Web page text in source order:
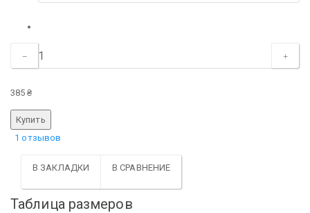
385 ₴
1 отзывов
В ЗАКЛАДКИ В СРАВНЕНИЕ
Таблица размеров